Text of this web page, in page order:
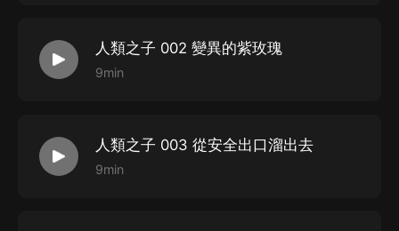
人類之子 002 變異的紫玫瑰
9min
人類之子 003 從安全出口溜出去
9min